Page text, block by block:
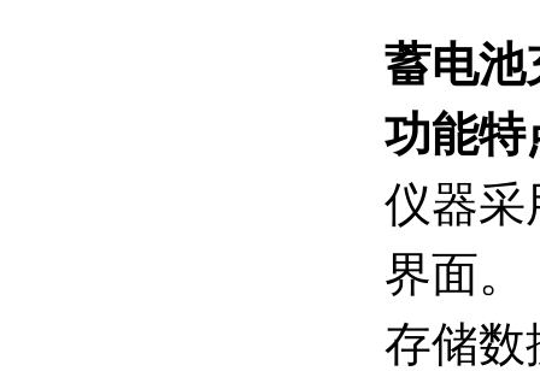
蓄电池
功能特
仪器采
界面。
存储数